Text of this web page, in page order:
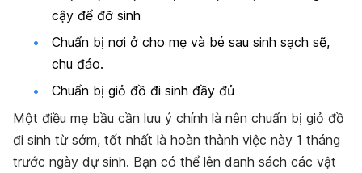
cậy để đỡ sinh
Chuẩn bị nơi ở cho mẹ và bé sau sinh sạch sẽ,
chu đáo.
Chuẩn bị giỏ đồ đi sinh đầy đủ
Một điều mẹ bầu cần lưu ý chính là nên chuẩn bị giỏ đồ
đi sinh từ sớm, tốt nhất là hoàn thành việc này 1 tháng
trước ngày dự sinh. Bạn có thể lên danh sách các vật